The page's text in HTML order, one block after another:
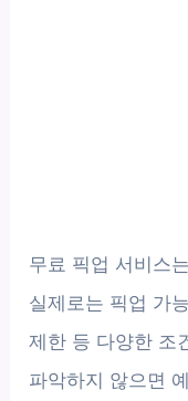
무료 픽업 서비스
실제로는 픽업 가
제한 등 다양한 조
파악하지 않으면